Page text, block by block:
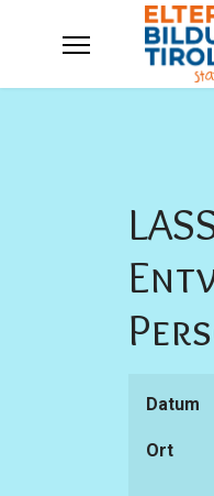
Datum
Ort